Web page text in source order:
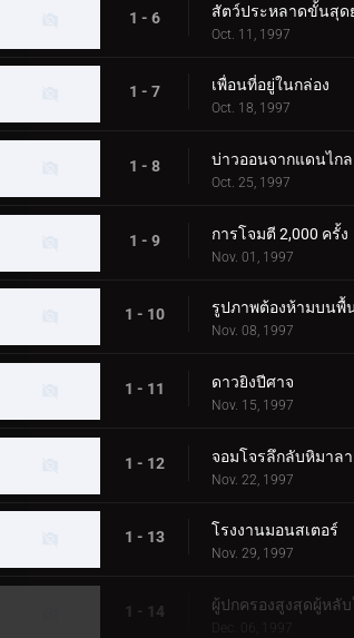
1 - 6 สัตว์ประหลาดขั้นสุ
Oct. 11, 1997
1 - 7 เพื่อนที่อยู่ในกล่อง
Oct. 18, 1997
1 - 8 บ่าวออนจากแดนไกล
Oct. 25, 1997
1 - 9 การโจมตี 2,000 ครั้ง
Nov. 01, 1997
1 - 10 รูปภาพต้องห้ามบนพื้
Nov. 08, 1997
1 - 11 ดาวยิงปีศาจ
Nov. 15, 1997
1 - 12 จอมโจรลึกลับหิมาลา
Nov. 22, 1997
1 - 13 โรงงานมอนสเตอร์
Nov. 29, 1997
1 - 14 ผู้ปกครองสูงสุดผู้หลั
Dec. 06, 1997